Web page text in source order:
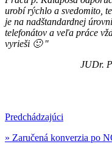
urobí rýchlo a svedomito,
je na nadštandardnej
telefonátov a veľa práce
vyrieši 🙂 "
JUDr.
Predchádzajúci
» Zaručená konverzia po